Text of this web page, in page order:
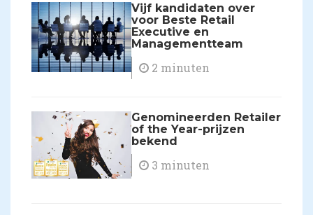
Vijf kandidaten over
voor Beste Retail
Executive en
Managementteam
2 minuten
Genomineerden Retailer
of the Year-prijzen
bekend
3 minuten